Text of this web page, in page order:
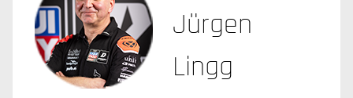
Jürgen
Lingg